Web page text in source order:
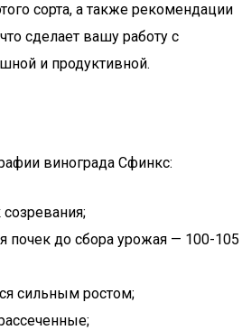
сорта, а также рекомендации
сделает вашу работу с
и продуктивной.
винограда Сфинкс:
созревания;
почек до сбора урожая — 100-105
сильным ростом;